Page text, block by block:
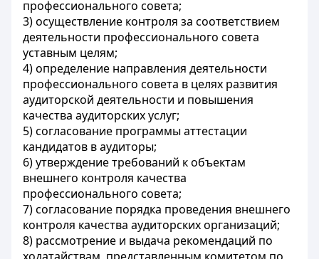
профессионального совета;
3) осуществление контроля за соответствием
деятельности профессионального совета
уставным целям;
4) определение направления деятельности
профессионального совета в целях развития
аудиторской деятельности и повышения
качества аудиторских услуг;
5) согласование программы аттестации
кандидатов в аудиторы;
6) утверждение требований к объектам
внешнего контроля качества
профессионального совета;
7) согласование порядка проведения внешнего
контроля качества аудиторских организаций;
8) рассмотрение и выдача рекомендаций по